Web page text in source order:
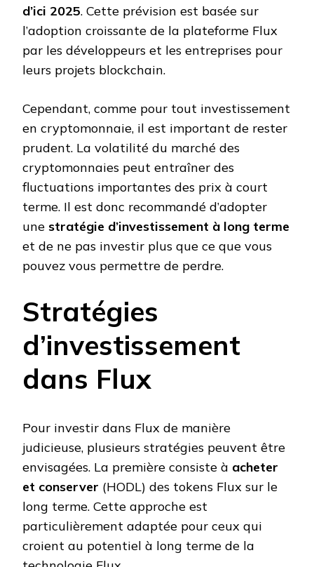
d’ici 2025. Cette prévision est basée sur
l’adoption croissante de la plateforme Flux
par les développeurs et les entreprises pour
leurs projets blockchain.
Cependant, comme pour tout investissement
en cryptomonnaie, il est important de rester
prudent. La volatilité du marché des
cryptomonnaies peut entraîner des
fluctuations importantes des prix à court
terme. Il est donc recommandé d’adopter
une stratégie d’investissement à long terme
et de ne pas investir plus que ce que vous
pouvez vous permettre de perdre.
Stratégies
d’investissement
dans Flux
Pour investir dans Flux de manière
judicieuse, plusieurs stratégies peuvent être
envisagées. La première consiste à acheter
et conserver (HODL) des tokens Flux sur le
long terme. Cette approche est
particulièrement adaptée pour ceux qui
croient au potentiel à long terme de la